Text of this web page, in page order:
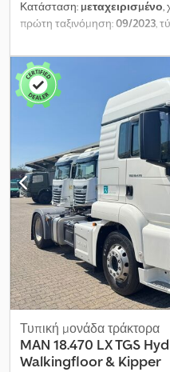
Κατάσταση: μεταχειρισμένο,
πρώτη ταξινόμηση:09/2023 ,
6, Εξοπλισμός:ηλεκτρονικό
κεντρικό κλείδωμα,
Abrsr Χαιρόμαστε που σας
προσφέρουμε το όχημα με
Παρακαλούμε αφήστε
στο μήνυμά σας! * Νέο TÜV
κοτσαδόρος * 2x θύρες USB-
οπισθοπορείας * Ραδιόφωνο
6-τάχυτο χειροκίνητο
εμπρός/πίσω * Σχέδιο
κατάσταση εσωτερικά και
Φρέσκος τεχνικός + έλεγχος
παράδοση - Δυνατότητα test
Ελκυστικοί όροι
Δυνατότητα επίσκεψης και
Τυπική μονάδα τράκτορα
MAN 18.470 LX TGS
Walkingfloor & Kipper